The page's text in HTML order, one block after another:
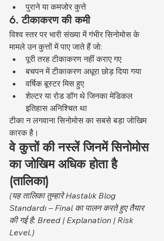
पुराने या कमजोर कुत्ते
6. टीकाकरण की कमी
विश्व स्तर पर भारी संख्या में गंभीर सिनोमोस के
मामले उन कुत्तों में पाए जाते हैं जो:
पूरी तरह टीकाकरण नहीं कराए गए
बचपन में टीकाकरण अधूरा छोड़ दिया गया
वर्षिक बूस्टर मिस हुए
शेल्टर या रोड डॉग थे जिनका मेडिकल
इतिहास अनिश्चित था
टीका न लगवाना सिनोमोस का सबसे बड़ा जोखिम
कारक है।
वे कुत्तों की नस्लें जिनमें सिनोमोस
का जोखिम अधिक होता है
(तालिका)
(यह तालिका तुम्हारे Hastalık Blog
Standardı – Final का पालन करते हुए तैयार
की गई है: Breed | Explanation | Risk
Level.)